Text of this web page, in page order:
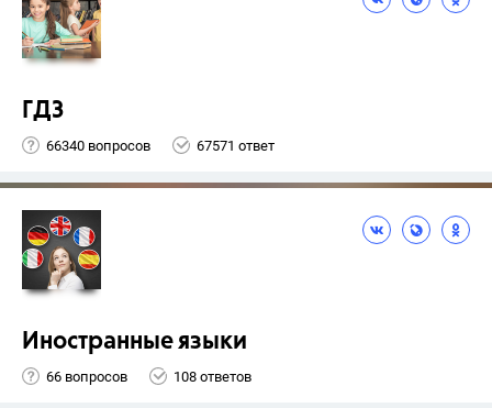
ГДЗ
66340 вопросов 67571 ответ
Иностранные языки
66 вопросов 108 ответов